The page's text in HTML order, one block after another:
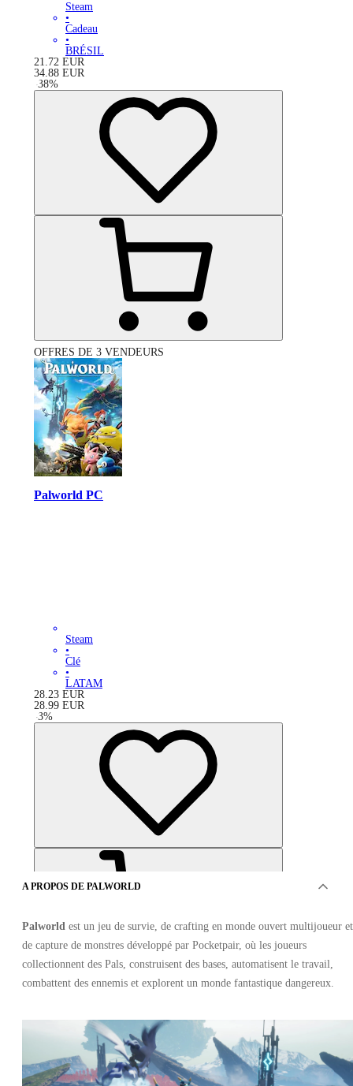
Steam
•
Cadeau
•
BRÉSIL
21.72 EUR
34.88 EUR
-38%
OFFRES DE 3 VENDEURS
Palworld PC
Steam
•
Clé
•
LATAM
28.23 EUR
28.99 EUR
-3%
OFFRES DE 2 VENDEURS
A PROPOS DE PALWORLD
Palworld est un jeu de survie, de crafting en monde ouvert multijoueur et
de capture de monstres développé par Pocketpair, où les joueurs
collectionnent des Pals, construisent des bases, automatisent le travail,
combattent des ennemis et explorent un monde fantastique dangereux.